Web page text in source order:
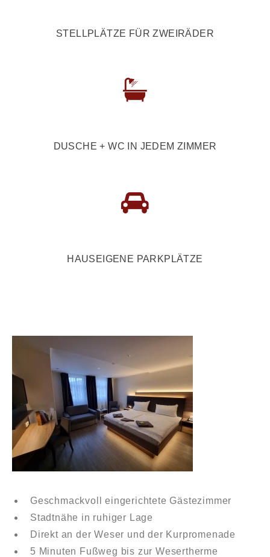
STELLPLÄTZE FÜR ZWEIRÄDER
DUSCHE + WC IN JEDEM ZIMMER
HAUSEIGENE PARKPLÄTZE
Geschmackvoll eingerichtete Gästezimmer
Stadtnähe in ruhiger Lage
Direkt an der Weser und der Kurpromenade
5 Minuten Fußweg bis zur Wesertherme